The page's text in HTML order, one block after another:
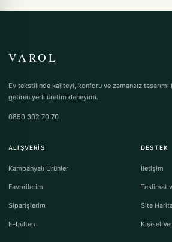
VAROL
Ev tekstilinde kaliteyi, konforu ve zamansız tasarımı
getiren yerli üretim deneyimi.
0850 302 70 70
ALIŞVERIŞ
Kampanyalı Ürünler
Favorilerim
Siparişlerim
E-bülten
DESTEK
İletişim
Teslimat
Site
Kişisel